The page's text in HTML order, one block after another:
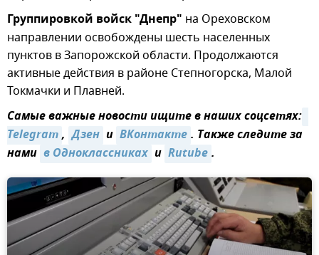
Группировкой войск "Днепр" на Ореховском
направлении освобождены шесть населенных
пунктов в Запорожской области. Продолжаются
активные действия в районе Степногорска, Малой
Токмачки и Плавней.
Самые важные новости ищите в наших соцсетях:
Telegram, Дзен и ВКонтакте. Также следите за
нами в Одноклассниках и Rutube.